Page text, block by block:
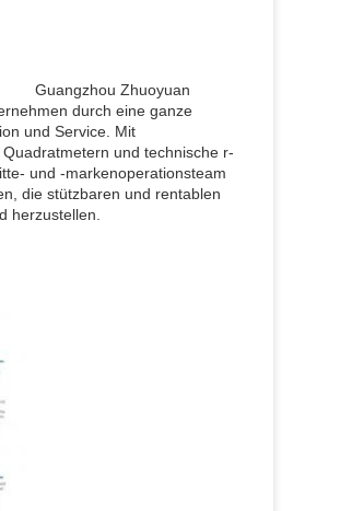
Guangzhou Zhuoyuan
durch eine ganze
und Service. Mit
und technische r-
und -markenoperationsteam
die stützbaren und rentablen
herzustellen.